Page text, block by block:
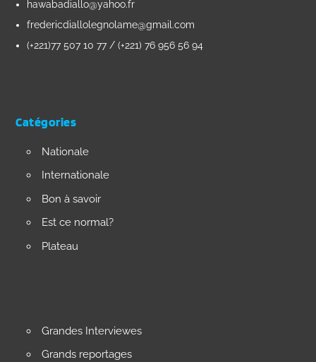
hawabadiallo@yahoo.fr
fredericdiallolegnolame@gmail.com
(+221)77 507 10 77 / (+221) 76 956 56 94
Catégories
Nationale
Internationale
Bon à savoir
Est ce normal?
Plateau
Grandes Interviewes
Grands reportages